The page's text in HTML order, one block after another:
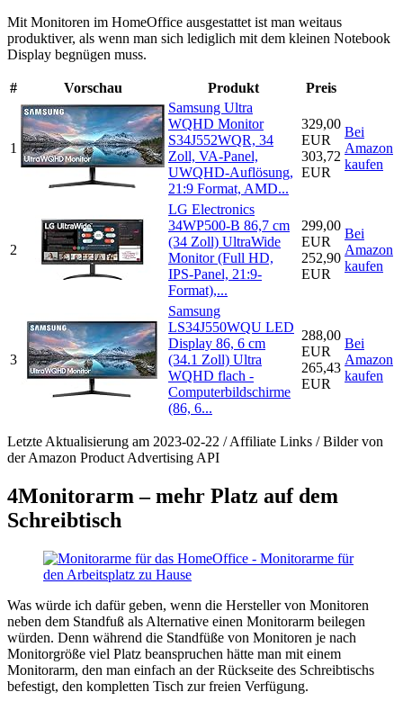
Mit Monitoren im HomeOffice ausgestattet ist man weitaus
produktiver, als wenn man sich lediglich mit dem kleinen Notebook
Display begnügen muss.
# Vorschau Produkt Preis
1
Samsung Ultra
WQHD Monitor
S34J552WQR, 34
Zoll, VA-Panel,
UWQHD-Auflösung,
21:9 Format, AMD...
329,00
EUR
303,72
EUR
Bei
Amazon
kaufen
2
LG Electronics
34WP500-B 86,7 cm
(34 Zoll) UltraWide
Monitor (Full HD,
IPS-Panel, 21:9-
Format),...
299,00
EUR
252,90
EUR
Bei
Amazon
kaufen
3
Samsung
LS34J550WQU LED
Display 86, 6 cm
(34.1 Zoll) Ultra
WQHD flach -
Computerbildschirme
(86, 6...
288,00
EUR
265,43
EUR
Bei
Amazon
kaufen
Letzte Aktualisierung am 2023-02-22 / Affiliate Links / Bilder von
der Amazon Product Advertising API
4Monitorarm – mehr Platz auf dem
Schreibtisch
Was würde ich dafür geben, wenn die Hersteller von Monitoren
neben dem Standfuß als Alternative einen Monitorarm beilegen
würden. Denn während die Standfüße von Monitoren je nach
Monitorgröße viel Platz beanspruchen hätte man mit einem
Monitorarm, den man einfach an der Rückseite des Schreibtischs
befestigt, den kompletten Tisch zur freien Verfügung.